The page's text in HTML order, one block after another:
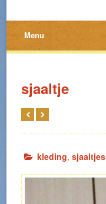
Menu
sjaaltje
kleding,sjaaltjes